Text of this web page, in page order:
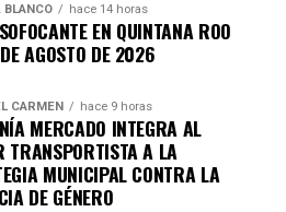
BLANCO hace 14 horas
EN QUINTANA ROO
AGOSTO DE 2026
CARMEN hace 9 horas
MERCADO INTEGRA AL
TRANSPORTISTA A LA
MUNICIPAL CONTRA LA
DE GÉNERO